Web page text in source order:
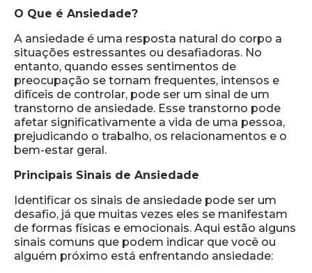
O Que é Ansiedade?
A ansiedade é uma resposta natural do corpo a
situações estressantes ou desafiadoras. No
entanto, quando esses sentimentos de
preocupação se tornam frequentes, intensos e
difíceis de controlar, pode ser um sinal de um
transtorno de ansiedade. Esse transtorno pode
afetar significativamente a vida de uma pessoa,
prejudicando o trabalho, os relacionamentos e o
bem-estar geral.
Principais Sinais de Ansiedade
Identificar os sinais de ansiedade pode ser um
desafio, já que muitas vezes eles se manifestam
de formas físicas e emocionais. Aqui estão alguns
sinais comuns que podem indicar que você ou
alguém próximo está enfrentando ansiedade: